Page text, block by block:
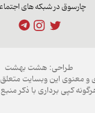
چارسوق در شبکه های
معنوی این وبسایت متعلق
کپی برداری با ذکر
طراحی: هشت بهشت